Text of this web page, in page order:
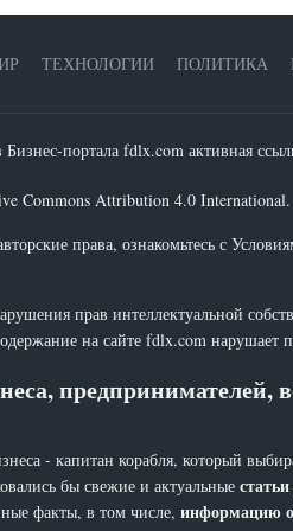
ТЕХНОЛОГИИ ПОЛИТИКА
портала fdlx.com активная
Commons Attribution 4.0 International.
права, ознакомьтесь с
прав интеллектуальной
на сайте fdlx.com нарушает
- капитан корабля, который
бы свежие и актуальные
факты, в том числе, информацию о